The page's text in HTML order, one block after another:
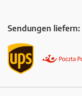
Sendungen liefern: